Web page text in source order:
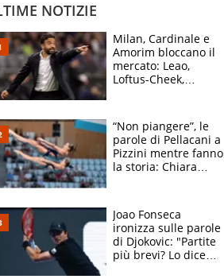
NOTIZIE
Milan, Cardinale e
Amorim bloccano il
mercato: Leao,
Loftus-Cheek,
Soulè e Osorio nel
mirino
“Non piangere”, le
parole di Pellacani a
Pizzini mentre fanno
la storia: Chiara
Joao Fonseca
ironizza sulle parole
di Djokovic: "Partite
più brevi? Lo dice